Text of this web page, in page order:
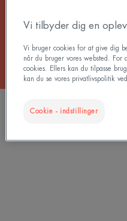
Produkttype
Vi tilbyder dig en
Vi bruger cookies for at give dig
når du bruger vores websted.
cookies. Ellers kan du tilpasse
kan du se vores privatlivspolitik
Cookie - indstillinger